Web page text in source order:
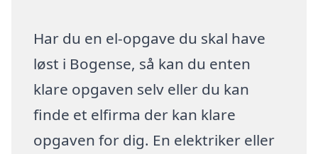
Har du en el-opgave du skal have
løst i Bogense, så kan du enten
klare opgaven selv eller du kan
finde et elfirma der kan klare
opgaven for dig. En elektriker eller